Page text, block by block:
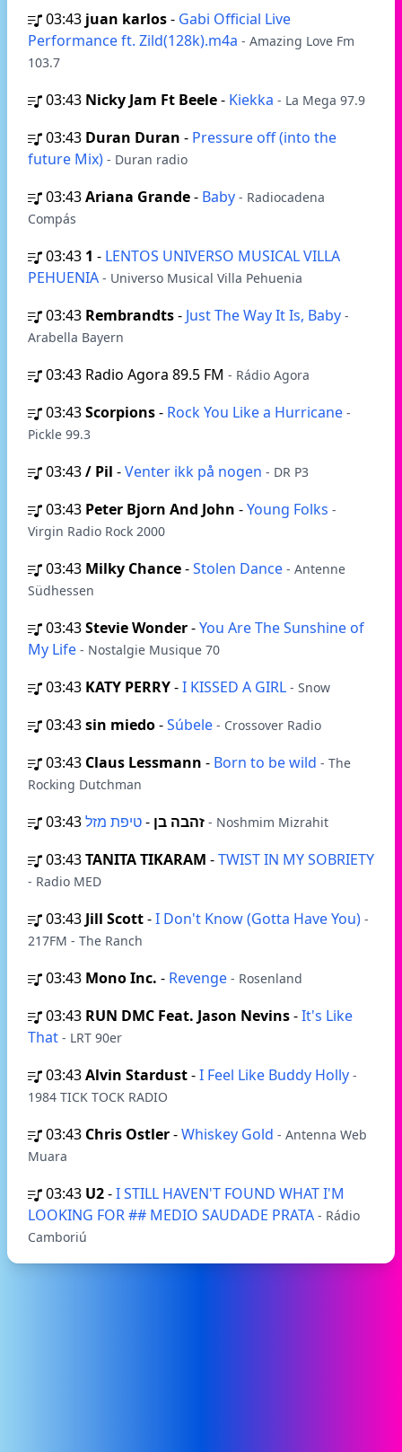
03:43 juan karlos- Gabi Official Live
Performance ft. Zild(128k).m4a - Amazing Love Fm
103.7
03:43 Nicky Jam Ft Beele- Kiekka - La Mega 97.9
03:43 Duran Duran - Pressure off (into the
future Mix) - Duran radio
03:43Ariana Grande- Baby - Radiocadena
Compás
03:43 1 - LENTOS UNIVERSO MUSICAL VILLA
PEHUENIA - Universo Musical Villa Pehuenia
03:43 Rembrandts- Just The Way It Is, Baby -
Arabella Bayern
03:43 Radio Agora 89.5 FM - Rádio Agora
03:43Scorpions- Rock You Like a Hurricane -
Pickle 99.3
03:43/ Pil -Venter ikk på nogen - DR P3
03:43 Peter Bjorn And John -Young Folks -
Virgin Radio Rock 2000
03:43 Milky Chance-Stolen Dance - Antenne
Südhessen
03:43Stevie Wonder-You Are The Sunshine of
My Life - Nostalgie Musique 70
03:43 KATY PERRY-I KISSED A GIRL - Snow
03:43sin miedo-Súbele - Crossover Radio
03:43 Claus Lessmann - Born to be wild - The
Rocking Dutchman
03:43 זהבה בן - - Noshmim Mizrahit
03:43TANITA TIKARAM -TWIST IN MY SOBRIETY
- Radio MED
03:43 Jill Scott-I Don't Know (Gotta Have You) -
217FM - The Ranch
03:43 Mono Inc. - Revenge - Rosenland
03:43 RUN DMC Feat. Jason Nevins-It's Like
That - LRT 90er
03:43Alvin Stardust-I Feel Like Buddy Holly -
1984 TICK TOCK RADIO
03:43 Chris Ostler-Whiskey Gold - Antenna Web
Muara
03:43 U2-I STILL HAVEN'T FOUND WHAT I'M
LOOKING FOR ## MEDIO SAUDADE PRATA - Rádio
Camboriú